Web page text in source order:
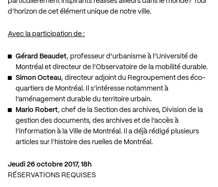
d’horizon de cet élément unique de notre ville.
Avec la participation de :
Gérard Beaudet, professeur d’urbanisme à l’Université de
Montréal et directeur de l’Observatoire de la mobilité durable.
Simon Octeau, directeur adjoint du Regroupement des éco-
quartiers de Montréal. Il s’intéresse notamment à
l’aménagement durable du territoire urbain.
Mario Robert, chef de la Section des archives, Division de la
gestion des documents, des archives et de l’accès à
l’information à la Ville de Montréal. Il a déjà rédigé plusieurs
articles sur l’histoire des ruelles de Montréal.
Jeudi 26 octobre 2017, 18h
RÉSERVATIONS REQUISES